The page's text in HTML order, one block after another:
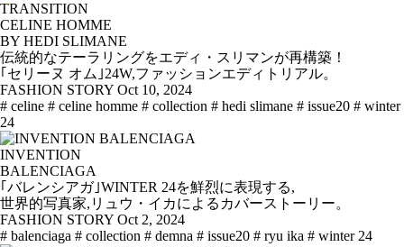
TRANSITION
CELINE HOMME
BY HEDI SLIMANE
伝統的なテーラリングをエディ・スリマンが再構築！
｢セリーヌ オム｣24W,ファッションエディトリアル。
FASHION STORY Oct 10, 2024
# celine # celine homme # collection # hedi slimane # issue20 # winter
24
INVENTION
BALENCIAGA
｢バレンシアガ｣WINTER 24を鮮烈に表現する,
世界的写真家,リュウ・イカによるカバーストーリー。
FASHION STORY Oct 2, 2024
# balenciaga # collection # demna # issue20 # ryu ika # winter 24